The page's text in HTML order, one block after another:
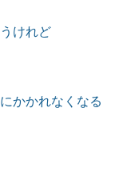
けれど
かかれなくなる